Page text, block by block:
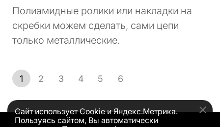
Полиамидные ролики или накладки на
скребки можем сделать, сами цепи
только металлические.
1 2 3 4 5 6
Сайт использует Cookie и Яндекс.Метрика.
Пользуясь сайтом, Вы автоматически